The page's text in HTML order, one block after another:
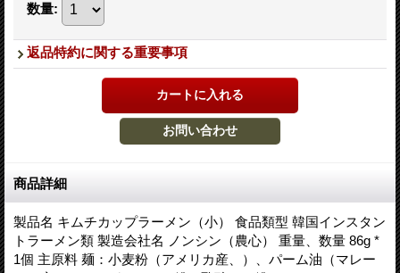
数量:
返品特約に関する重要事項
商品詳細
製品名 キムチカップラーメン（小） 食品類型 韓国インスタン
トラーメン類 製造会社名 ノンシン（農心） 重量、数量 86g *
1個 主原料 麺：小麦粉（アメリカ産、）、パーム油（マレー